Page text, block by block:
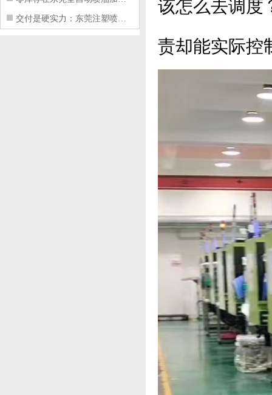
交付是硬实力：东莞注塑喷油厂如何用齐
该怎么去调度
责却能实际控